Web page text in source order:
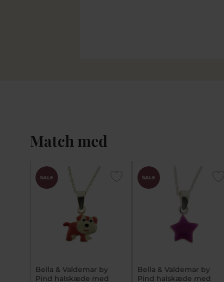
Match med
SALE
Bella & Valdemar by
Pind halskæde med
SALE
Bella & Valdemar by
Pind halskæde med